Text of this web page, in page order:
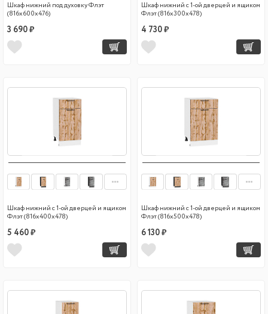
Шкаф нижний под духовку Флэт
(816х600х476)
3 690 ₽
Шкаф нижний с 1-ой дверцей и ящиком
Флэт (816х300х478)
4 730 ₽
Шкаф нижний с 1-ой дверцей и ящиком
Флэт (816х400х478)
5 460 ₽
Шкаф нижний с 1-ой дверцей и ящиком
Флэт (816х500х478)
6 130 ₽